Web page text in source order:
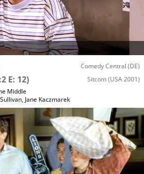
Comedy Central (DE)
E: 12) Sitcom (USA 2001)
Middle
,Jane Kaczmarek